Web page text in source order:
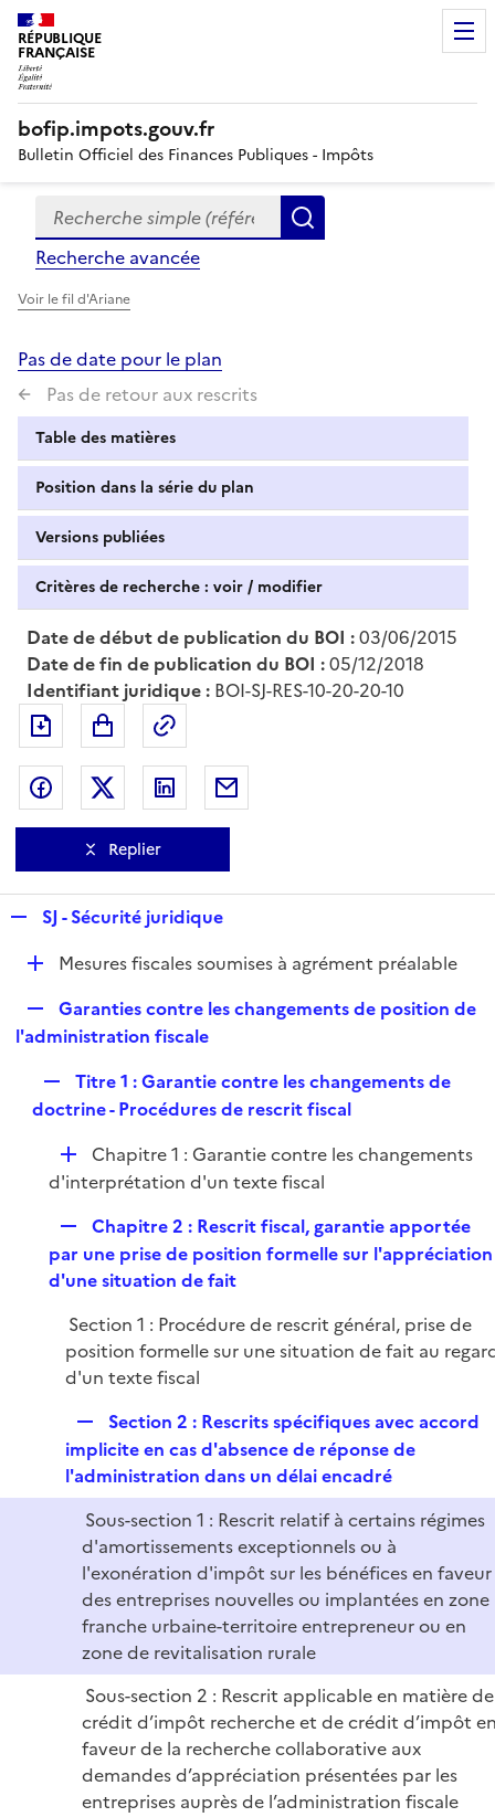
RÉPUBLIQUE
FRANÇAISE
bofip.impots.gouv.fr
Bulletin Officiel des Finances Publiques - Impôts
Formulaire
de
recherche
Recherche simple (références, mots clés, partie du
Recherche avancée
Voir le fil d'Ariane
Pas de date pour le plan
Pas de retour aux rescrits
Table des matières
Position dans la série du plan
Versions publiées
Critères de recherche : voir / modifier
Date de début de publication du BOI :03/06/2015
Date de fin de publication du BOI :05/12/2018
Identifiant juridique : BOI-SJ-RES-10-20-20-10
Exporter le document au format pdf
Partager sur Facebook
Partager sur Twitter
Partager sur LinkedIn
Replier
p
e
SJ - Sécurité juridique
D
p
l
r
Mesures fiscales soumises à agrément préalable
e
l
i
Garanties contre les changements de position de
l'administration fiscale
e
l
i
Titre 1 : Garantie contre les changements de
doctrine - Procédures de rescrit fiscal
D
é
i
e
Chapitre 1 : Garantie contre les changements
d'interprétation d'un texte fiscal
e
p
i
e
r
Chapitre 2 : Rescrit fiscal, garantie apportée
par une prise de position formelle sur l'appréciation
d'une situation de fait
Section 1 : Procédure de rescrit général, prise de
position formelle sur une situation de fait au
d'un texte fiscal
e
p
l
i
e
r
Section 2 : Rescrits spécifiques avec accord
implicite en cas d'absence de réponse de
l'administration dans un délai encadré
Sous-section 1 : Rescrit relatif à certains régimes
d'amortissements exceptionnels ou à
l'exonération d'impôt sur les bénéfices en faveur
des entreprises nouvelles ou implantées en zone
franche urbaine-territoire entrepreneur ou en
zone de revitalisation rurale
Sous-section 2 : Rescrit applicable en matière de
crédit d’impôt recherche et de crédit d’impôt
faveur de la recherche collaborative aux
demandes d’appréciation présentées par les
entreprises auprès de l’administration fiscale